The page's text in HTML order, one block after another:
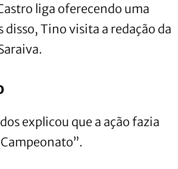
liga oferecendo uma
Tino visita a redação da
explicou que a ação fazia